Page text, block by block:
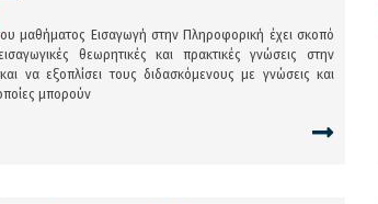
μαθήματος Εισαγωγή στην Πληροφορική έχει σκοπό
θεωρητικές και πρακτικές γνώσεις στην
να εξοπλίσει τους διδασκόμενους με γνώσεις και
μπορούν